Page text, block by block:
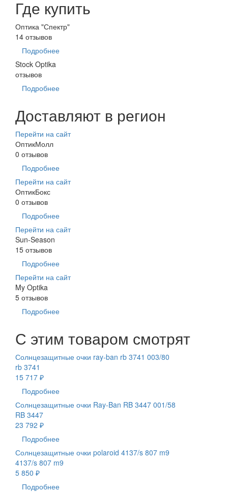
Где купить
Оптика "Спектр"
14 отзывов
Подробнее
Stock Optika
отзывов
Подробнее
Доставляют в регион
Перейти на сайт
ОптикМолл
0 отзывов
Подробнее
Перейти на сайт
ОптикБокс
0 отзывов
Подробнее
Перейти на сайт
Sun-Season
15 отзывов
Подробнее
Перейти на сайт
My Optika
5 отзывов
Подробнее
С этим товаром смотрят
Солнцезащитные очки ray-ban rb 3741 003/80
rb 3741
15 717 ₽
Подробнее
Солнцезащитные очки Ray-Ban RB 3447 001/58
RB 3447
23 792 ₽
Подробнее
Солнцезащитные очки polaroid 4137/s 807 m9
4137/s 807 m9
5 850 ₽
Подробнее